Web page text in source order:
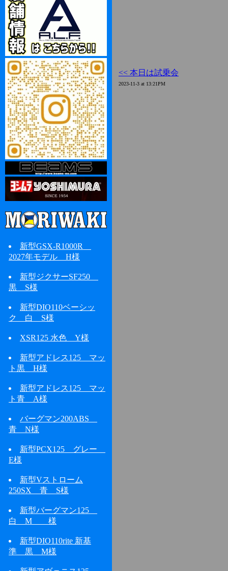
新型GSX-R1000R
2027年モデル H様
新型ジクサーSF250
黒 S様
新型DIO110ベーシッ
ク 白 S様
XSR125 水色 Y様
新型アドレス125 マッ
ト黒 H様
新型アドレス125 マッ
ト青 A様
バーグマン200ABS
青 N様
新型PCX125 グレー
E様
新型Vストローム
250SX 青 S様
新型バーグマン125
白 M 様
新型DIO110rite 新基
準 黒 M様
<< 本日は試乗会
2023-11-3 at 13:21PM